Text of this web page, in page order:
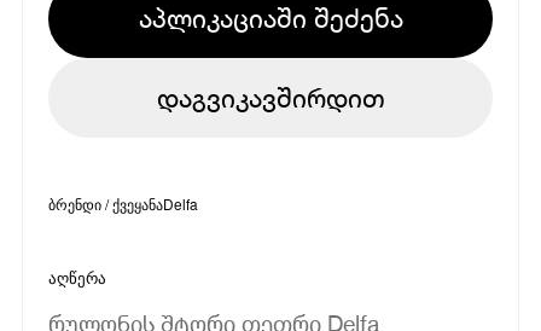
აპლიკაციაში შეძენა
დაგვიკავშირდით
ბრენდი / ქვეყანაDelfa
აღწერა
რულონის შტორი თეთრი Delfa